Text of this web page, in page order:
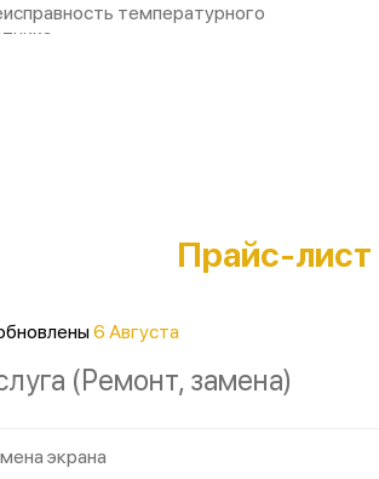
температурного
Прайс-лист
6 Августа
(Ремонт, замена)
экрана